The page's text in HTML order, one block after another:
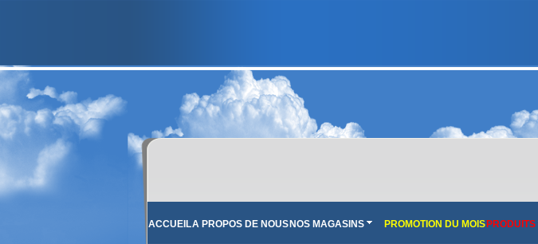
ACCUEILA PROPOS DE NOUS NOS MAGASINS PROMOTION DU MOIS PRODUITS